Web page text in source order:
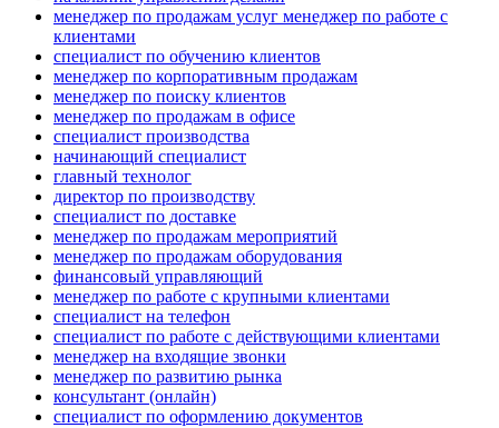
менеджер по продажам услуг менеджер по работе с
клиентами
специалист по обучению клиентов
менеджер по корпоративным продажам
менеджер по поиску клиентов
менеджер по продажам в офисе
специалист производства
начинающий специалист
главный технолог
директор по производству
специалист по доставке
менеджер по продажам мероприятий
менеджер по продажам оборудования
финансовый управляющий
менеджер по работе с крупными клиентами
специалист на телефон
специалист по работе с действующими клиентами
менеджер на входящие звонки
менеджер по развитию рынка
консультант (онлайн)
специалист по оформлению документов